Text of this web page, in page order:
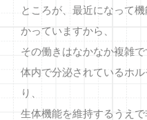
ところが、最近になって
かっていますから、
その働きはなかなか複雑で
体内で分泌されているホ
り、
生体機能を維持するうえ